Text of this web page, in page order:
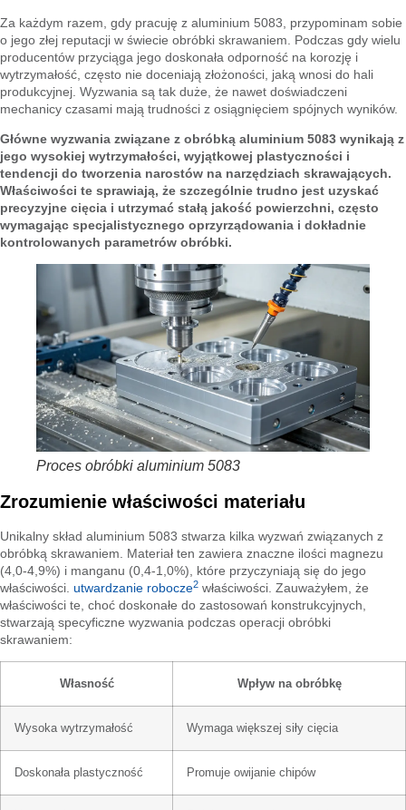
Za każdym razem, gdy pracuję z aluminium 5083, przypominam sobie
o jego złej reputacji w świecie obróbki skrawaniem. Podczas gdy wielu
producentów przyciąga jego doskonała odporność na korozję i
wytrzymałość, często nie doceniają złożoności, jaką wnosi do hali
produkcyjnej. Wyzwania są tak duże, że nawet doświadczeni
mechanicy czasami mają trudności z osiągnięciem spójnych wyników.
Główne wyzwania związane z obróbką aluminium 5083 wynikają z
jego wysokiej wytrzymałości, wyjątkowej plastyczności i
tendencji do tworzenia narostów na narzędziach skrawających.
Właściwości te sprawiają, że szczególnie trudno jest uzyskać
precyzyjne cięcia i utrzymać stałą jakość powierzchni, często
wymagając specjalistycznego oprzyrządowania i dokładnie
kontrolowanych parametrów obróbki.
Proces obróbki aluminium 5083
Zrozumienie właściwości materiału
Unikalny skład aluminium 5083 stwarza kilka wyzwań związanych z
obróbką skrawaniem. Materiał ten zawiera znaczne ilości magnezu
(4,0-4,9%) i manganu (0,4-1,0%), które przyczyniają się do jego
właściwości. utwardzanie robocze2 właściwości. Zauważyłem, że
właściwości te, choć doskonałe do zastosowań konstrukcyjnych,
stwarzają specyficzne wyzwania podczas operacji obróbki
skrawaniem:
Własność Wpływ na obróbkę
Wysoka wytrzymałość Wymaga większej siły cięcia
Doskonała plastyczność Promuje owijanie chipów